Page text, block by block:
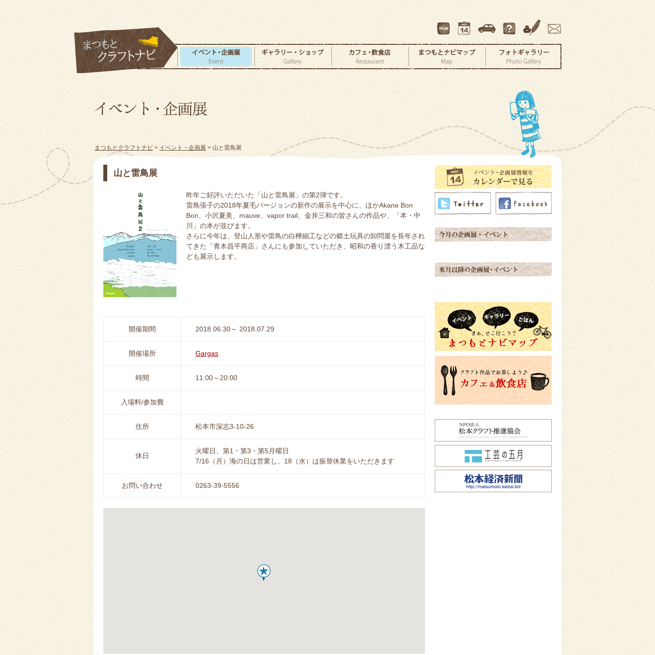
まつもとクラフトナビ > イベント・企画展> 山と雷鳥展
山と雷鳥展
昨年ご好評いただいた「山と雷鳥展」の第2弾です。
雷鳥張子の2018年夏毛バージョンの新作の展示を中心に、ほかAkane Bon
Bon、小沢夏美、mauve、vapor trail、金井三和の皆さんの作品や、「本・中
川」の本が並びます。
さらに今年は、登山人形や雷鳥の白樺細工などの郷土玩具の卸問屋を長年され
てきた「青木昌平商店」さんにも参加していただき、昭和の香り漂う木工品な
ども展示します。
開催期間 2018.06.30～ 2018.07.29
開催場所 Gargas
時間 11:00～20:00
入場料/参加費
住所 松本市深志3-10-26
休日
火曜日、第1・第3・第5月曜日
7/16（月）海の日は営業し、18（水）は振替休業をいただきます
お問い合わせ 0263-39-5556